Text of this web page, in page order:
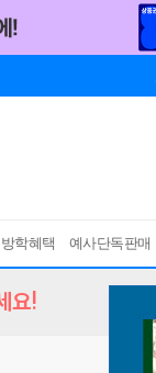
학혜택 예사단독판매
요!